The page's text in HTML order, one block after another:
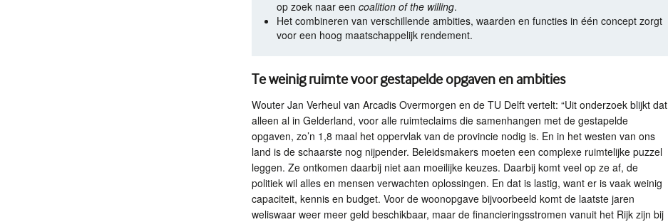
op zoek naar een coalition of the willing.
Het combineren van verschillende ambities, waarden en functies in één concept zorgt
voor een hoog maatschappelijk rendement.
Te weinig ruimte voor gestapelde opgaven en ambities
Wouter Jan Verheul van Arcadis Overmorgen en de TU Delft vertelt: “Uit onderzoek blijkt dat
alleen al in Gelderland, voor alle ruimteclaims die samenhangen met de gestapelde
opgaven, zo’n 1,8 maal het oppervlak van de provincie nodig is. En in het westen van ons
land is de schaarste nog nijpender. Beleidsmakers moeten een complexe ruimtelijke puzzel
leggen. Ze ontkomen daarbij niet aan moeilijke keuzes. Daarbij komt veel op ze af, de
politiek wil alles en mensen verwachten oplossingen. En dat is lastig, want er is vaak weinig
capaciteit, kennis en budget. Voor de woonopgave bijvoorbeeld komt de laatste jaren
weliswaar weer meer geld beschikbaar, maar de financieringsstromen vanuit het Rijk zijn bij